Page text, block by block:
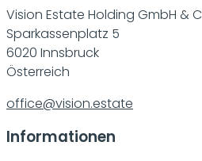
Vision Estate Holding GmbH &
Sparkassenplatz 5
6020 Innsbruck
Österreich
office@vision.estate
Informationen